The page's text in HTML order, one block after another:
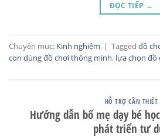
ĐỌC TIẾP →
Chuyên mục: Kinh nghiệm | Tagged đồ
con dùng đồ chơi thông minh, lựa chọn đồ
HỖ TRỢ CẦN THIẾT
Hướng dẫn bố mẹ dạy bé
phát triển tư